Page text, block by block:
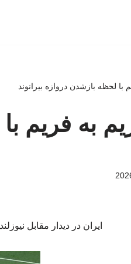
لحظه بازشدن دروازه بیرانوند
به فریم
ایران در دیدار مقابل